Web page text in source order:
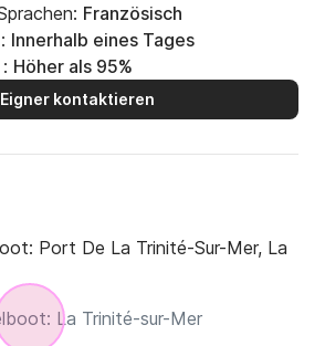
Französisch
Innerhalb eines Tages
Höher als 95%
Eigner kontaktieren
Port De La Trinité-Sur-Mer, La